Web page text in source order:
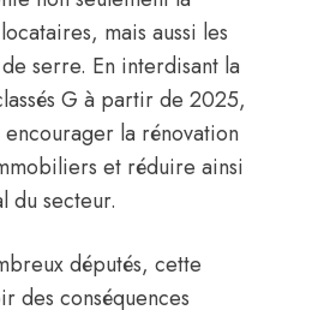
mais aussi les
serre. En interdisant la
G à partir de 2025,
la rénovation
et réduire ainsi
du secteur.
députés, cette
des conséquences